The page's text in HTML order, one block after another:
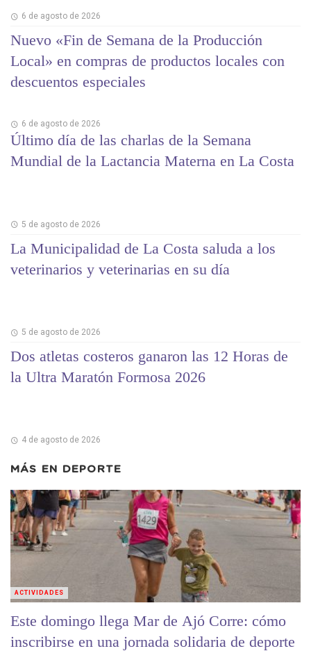
6 de agosto de 2026
Nuevo «Fin de Semana de la Producción
Local» en compras de productos locales con
descuentos especiales
6 de agosto de 2026
Último día de las charlas de la Semana
Mundial de la Lactancia Materna en La Costa
5 de agosto de 2026
La Municipalidad de La Costa saluda a los
veterinarios y veterinarias en su día
5 de agosto de 2026
Dos atletas costeros ganaron las 12 Horas de
la Ultra Maratón Formosa 2026
4 de agosto de 2026
MÁS EN DEPORTE
Este domingo llega Mar de Ajó Corre: cómo
inscribirse en una jornada solidaria de deporte
ACTIVIDADES